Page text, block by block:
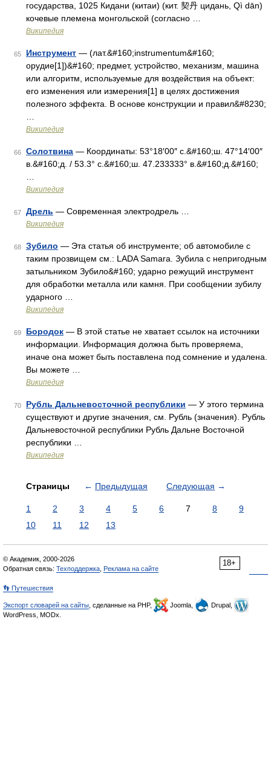
государства, 1025 Кидани (китаи) (кит. 契丹 цидань, Qì dān)
кочевые племена монгольской (согласно …
Википедия
65 Инструмент — (лат.&#160;instrumentum&#160;
орудие[1])&#160; предмет, устройство, механизм, машина
или алгоритм, используемые для воздействия на объект:
его изменения или измерения[1] в целях достижения
полезного эффекта. В основе конструкции и правил&#8230;
Википедия
66 Солотвина — Координаты: 53°18′00″ с.&#160;ш. 47°14′00″
в.&#160;д. / 53.3° с.&#160;ш. 47.233333° в.&#160;д.&#160;
Википедия
67 Дрель — Современная электродрель …
Википедия
68 Зубило — Эта статья об инструменте; об автомобиле с
таким прозвищем см.: LADA Samara. Зубила с непригодным
затыльником Зубило&#160; ударно режущий инструмент
для обработки металла или камня. При сообщении зубилу
ударного …
Википедия
69 Бородок — В этой статье не хватает ссылок на источники
информации. Информация должна быть проверяема,
иначе она может быть поставлена под сомнение и удалена.
Вы можете …
Википедия
70 Рубль Дальневосточной республики — У этого термина
существуют и другие значения, см. Рубль (значения). Рубль
Дальневосточной республики Рубль Дальне Восточной
республики …
Википедия
Страницы ← Предыдущая Следующая →
1 2 3 4 5 6 7 8
9
10
11 12 13
18+
© Академик, 2000-2026
Обратная связь: Техподдержка Реклама на сайте
👣 Путешествия
Экспорт словарей на сайты , сделанные на PHP, Joomla,
Drupal,
WordPress, MODx.